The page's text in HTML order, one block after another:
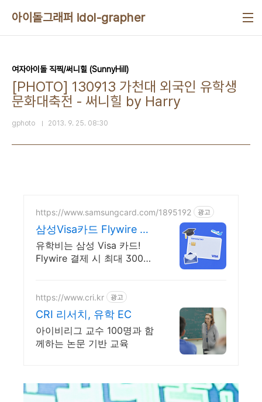
아이돌그래퍼 idol-grapher
여자아이돌 직찍/써니힐 (SunnyHill)
[PHOTO] 130913 가천대 외국인 유학생
문화대축전 - 써니힐 by Harry
gphoto 2013. 9. 25. 08:30
https://www.samsungcard.com/1895192 광고
삼성Visa카드 Flywire 송
금 혜택
유학비는 삼성 Visa 카드!
Flywire 결제 시 최대 300만
https://www.cri.kr 광고
CRI 리서치, 유학 EC
아이비리그 교수 100명과 함
께하는 논문 기반 교육